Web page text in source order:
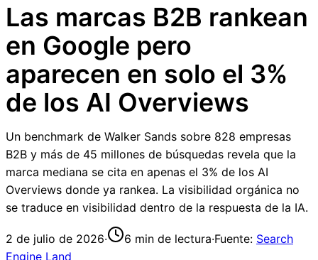
Las marcas B2B rankean
en Google pero
aparecen en solo el 3%
de los AI Overviews
Un benchmark de Walker Sands sobre 828 empresas
B2B y más de 45 millones de búsquedas revela que la
marca mediana se cita en apenas el 3% de los AI
Overviews donde ya rankea. La visibilidad orgánica no
se traduce en visibilidad dentro de la respuesta de la IA.
2 de julio de 2026· 6 min de lectura·Fuente: Search
Engine Land